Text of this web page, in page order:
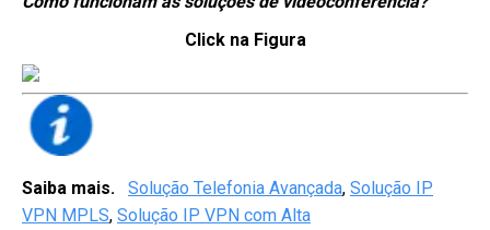
Click na Figura
Saiba mais. Solução Telefonia Avançada, Solução IP
VPN MPLS, Solução IP VPN com Alta